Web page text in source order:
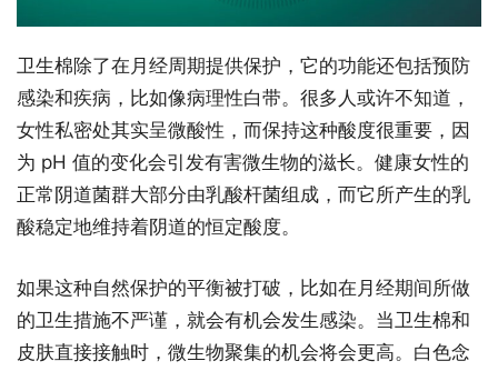
卫生棉除了在月经周期提供保护，它的功能还包括预防
感染和疾病，比如像病理性白带。很多人或许不知道，
女性私密处其实呈微酸性，而保持这种酸度很重要，因
为 pH 值的变化会引发有害微生物的滋长。健康女性的
正常阴道菌群大部分由乳酸杆菌组成，而它所产生的乳
酸稳定地维持着阴道的恒定酸度。
如果这种自然保护的平衡被打破，比如在月经期间所做
的卫生措施不严谨，就会有机会发生感染。当卫生棉和
皮肤直接接触时，微生物聚集的机会将会更高。白色念